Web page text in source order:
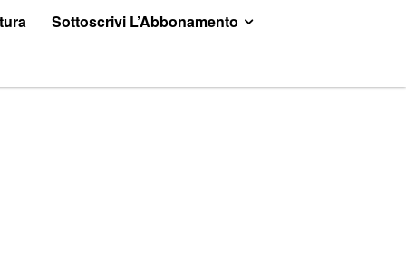
Sottoscrivi L’Abbonamento